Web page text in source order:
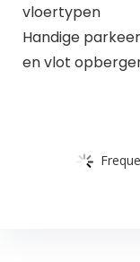
vloertypen
Handige
en vlot